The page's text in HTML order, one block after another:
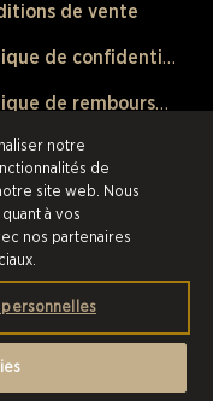
de vente
de confidentialité
de remboursement
de ESW). Tous droits
leurs détenteurs respectifs
Inc. (faisant affaire sous le
pour les produits et
en ligne.
notre
de
site web. Nous
à vos
nos partenaires
personnelles